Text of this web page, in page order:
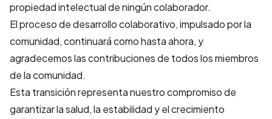
propiedad intelectual de ningún colaborador.
El proceso de desarrollo colaborativo, impulsado por la
comunidad, continuará como hasta ahora, y
agradecemos las contribuciones de todos los miembros
de la comunidad.
Esta transición representa nuestro compromiso de
garantizar la salud, la estabilidad y el crecimiento